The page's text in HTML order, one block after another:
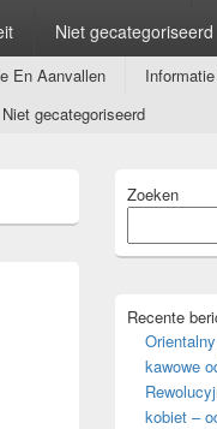
Niet gecategoriseerd
En Aanvallen
Niet gecategoriseerd
zijbalk
gebied
Zoeken
Recente
kawowe
kobiet –